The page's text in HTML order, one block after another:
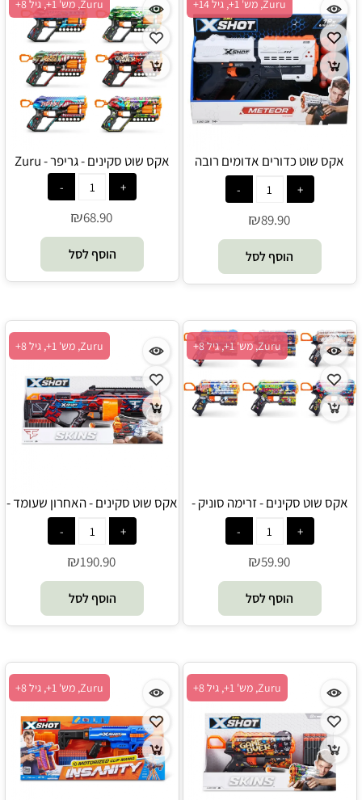
Zuru, מש' 1+, גיל 14+
אקס שוט כדורים אדומים רובה
מטאור - Zuru
₪89.90
הוסף לסל
Zuru, מש' 1+, גיל 8+
אקס שוט סקינים - גריפר - Zuru
₪68.90
הוסף לסל
Zuru, מש' 1+, גיל 8+
אקס שוט סקינים - זרימה סוניק -
₪59.90
הוסף לסל
Zuru, מש' 1+, גיל 8+
אקס שוט סקינים - האחרון שעומד -
₪190.90
הוסף לסל
Zuru, מש' 1+, גיל 8+ Zuru, מש' 1+, גיל 8+